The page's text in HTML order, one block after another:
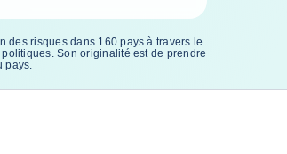
des risques dans 160 pays à travers le
Son originalité est de prendre
pays.